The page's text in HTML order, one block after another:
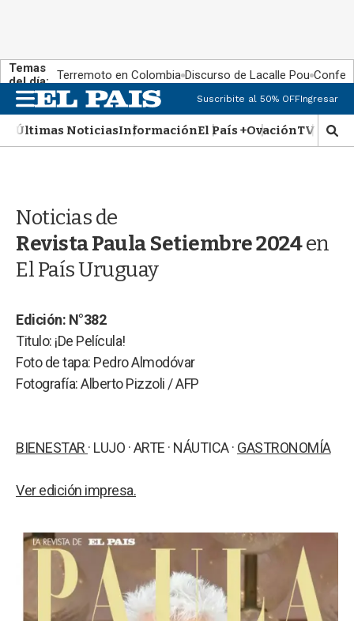
Temas
del día: Terremoto en Colombia Discurso de Lacalle Pou
M
e
n
u
Suscribite al 50% OFFIngresar
Últimas NoticiasInformaciónEl País +OvaciónTV Show
M
o
Noticias de
Revista Paula Setiembre 2024en
El País Uruguay
Edición: N°382
Titulo: ¡De Película!
Foto de tapa: Pedro Almodóvar
Fotografía: Alberto Pizzoli / AFP
BIENESTAR · LUJO · ARTE · NÁUTICA · GASTRONOMÍA
Ver edición impresa.